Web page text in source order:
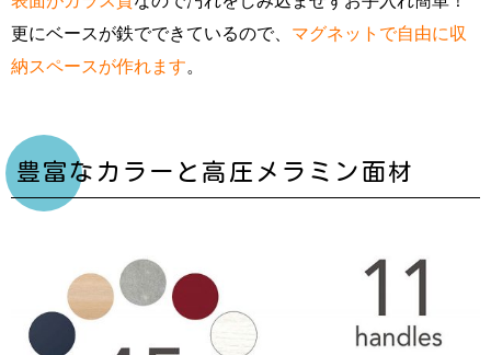
更にベースが鉄でできているので、 マグネットで自由に収
納スペースが作れます。
豊富なカラーと高圧メラミン面材